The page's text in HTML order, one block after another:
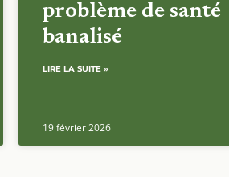
problème de santé
banalisé
LIRE LA SUITE »
19 février 2026